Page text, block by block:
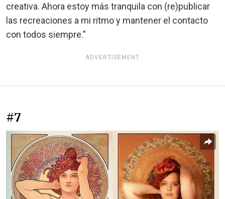
creativa. Ahora estoy más tranquila con (re)publicar
las recreaciones a mi ritmo y mantener el contacto
con todos siempre."
ADVERTISEMENT
#7